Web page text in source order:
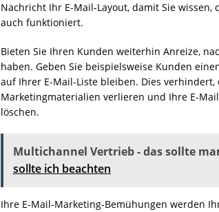
Nachricht Ihr E-Mail-Layout, damit Sie
auch funktioniert.
Bieten Sie Ihren Kunden weiterhin Anreize,
haben. Geben Sie beispielsweise Kunden
auf Ihrer E-Mail-Liste bleiben. Dies
Marketingmaterialien verlieren und Ihre E-
löschen.
Multichannel Vertrieb - das sollte
sollte ich beachten
Ihre E-Mail-Marketing-Bemühungen werden